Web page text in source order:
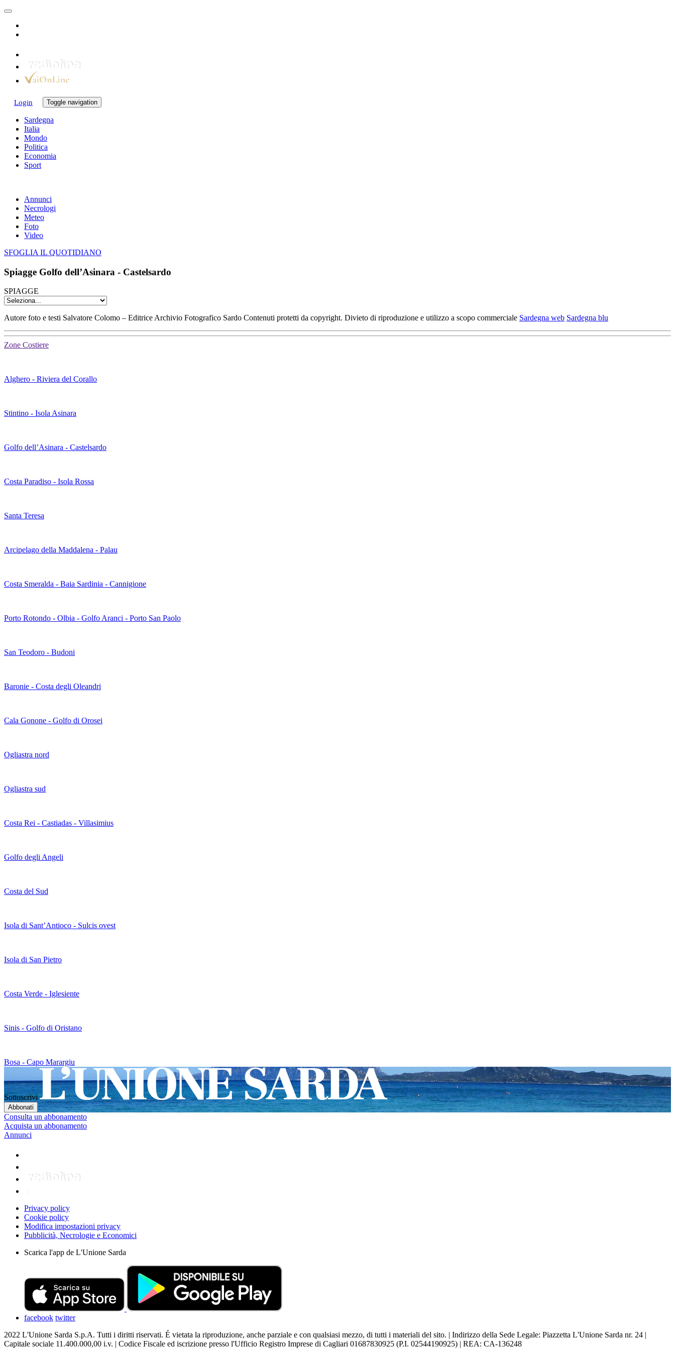
Login Toggle navigation
Sardegna
Italia
Mondo
Politica
Economia
Sport
Annunci
Necrologi
Meteo
Foto
Video
SFOGLIA IL QUOTIDIANO
Spiagge Golfo dell’Asinara - Castelsardo
SPIAGGE
Autore foto e testi Salvatore Colomo – Editrice Archivio Fotografico Sardo Contenuti protetti da copyright. Divieto di riproduzione e utilizzo a scopo commerciale Sardegna web Sardegna blu
Zone Costiere
Alghero - Riviera del Corallo
Stintino - Isola Asinara
Golfo dell’Asinara - Castelsardo
Costa Paradiso - Isola Rossa
Santa Teresa
Arcipelago della Maddalena - Palau
Costa Smeralda - Baia Sardinia - Cannigione
Porto Rotondo - Olbia - Golfo Aranci - Porto San Paolo
San Teodoro - Budoni
Baronie - Costa degli Oleandri
Cala Gonone - Golfo di Orosei
Ogliastra nord
Ogliastra sud
Costa Rei - Castiadas - Villasimius
Golfo degli Angeli
Costa del Sud
Isola di Sant’Antioco - Sulcis ovest
Isola di San Pietro
Costa Verde - Iglesiente
Sinis - Golfo di Oristano
Bosa - Capo Marargiu
Sottoscrivi
Consulta un abbonamento
Acquista un abbonamento
Annunci
Privacy policy
Cookie policy
Modifica impostazioni privacy
Pubblicità, Necrologie e Economici
Scarica l'app de L'Unione Sarda
facebook twitter
2022 L'Unione Sarda S.p.A. Tutti i diritti riservati. É vietata la riproduzione, anche parziale e con qualsiasi mezzo, di tutti i materiali del sito. | Indirizzo della Sede Legale: Piazzetta L'Unione Sarda nr. 24 |
Capitale sociale 11.400.000,00 i.v. | Codice Fiscale ed iscrizione presso l'Ufficio Registro Imprese di Cagliari 01687830925 (P.I. 02544190925) | REA: CA-136248